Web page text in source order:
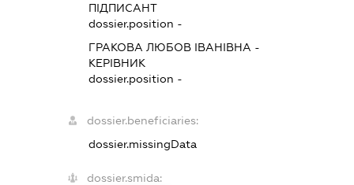
ПІДПИСАНТ
dossier.position -
ГРАКОВА ЛЮБОВ ІВАНІВНА -
КЕРІВНИК
dossier.position -
dossier.beneficiaries:
dossier.missingData
dossier.smida: